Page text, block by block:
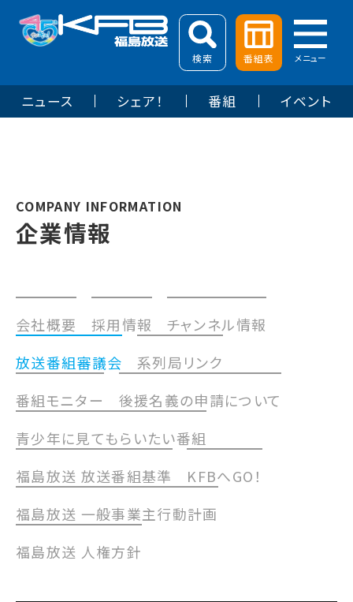
検索 番組表 メニュー
ニュース シェア！ 番組 イベント
COMPANY INFORMATION
企業情報
会社概要 採用情報
チャンネル情報
放送番組審議会
系列局リンク
番組モニター
後援名義の申請について
青少年に見てもらいたい番組
福島放送 放送番組基準
KFBへGO！
福島放送 一般事業主行動計画
福島放送 人権方針